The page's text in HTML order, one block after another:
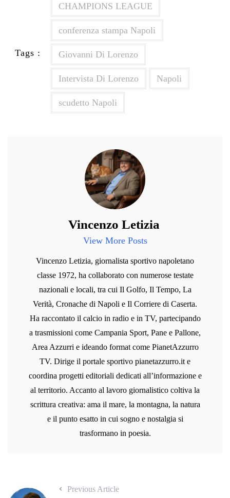
Tags :
CHAMPIONS LEAGUE
conferenza stampa Napoli
Giovanni Di Lorenzo
Intervista Di Lorenzo Napoli
scudetto Napoli
Vincenzo Letizia
View More Posts
Vincenzo Letizia, giornalista sportivo napoletano
classe 1972, ha collaborato con numerose testate
nazionali e locali, tra cui Il Golfo, Il Tempo, La
Verità, Cronache di Napoli e Il Corriere di Caserta.
Ha raccontato il calcio in radio e in TV, partecipando
a trasmissioni come Campania Sport, Pane e Pallone,
Area Azzurri e ideando format come PianetAzzurro
TV. Dirige il portale sportivo pianetazzurro.it e
coordina progetti editoriali dedicati all’informazione e
al territorio. Accanto al lavoro giornalistico coltiva la
scrittura creativa: ama il mare, la montagna, la natura
e il punto esatto in cui sogno e nostalgia si
trasformano in poesia.
Previous Article